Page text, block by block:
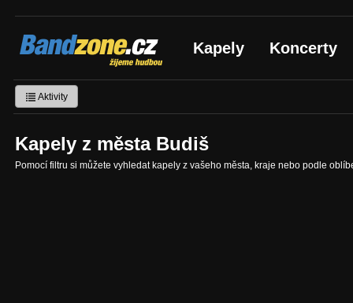
Bandzone.cz
žijeme hudbou Kapely Koncerty
Aktivity
Kapely z města Budiš
Pomocí filtru si můžete vyhledat kapely z vašeho města, kraje nebo podle